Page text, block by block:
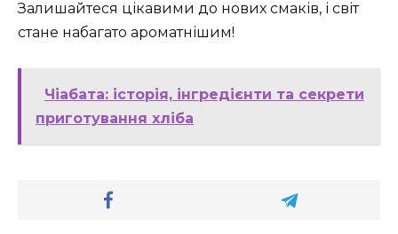
Залишайтеся цікавими до нових смаків, і світ
стане набагато ароматнішим!
Чіабата: історія, інгредієнти та секрети
приготування хліба